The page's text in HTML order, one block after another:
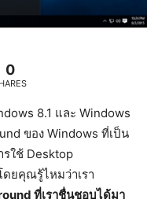
0
8.1 และ Windows
ของ Windows ที่เป็น
ใช้ Desktop
ยคุณรู้ไหมว่าเรา
ที่เราชื่นชอบได้มา